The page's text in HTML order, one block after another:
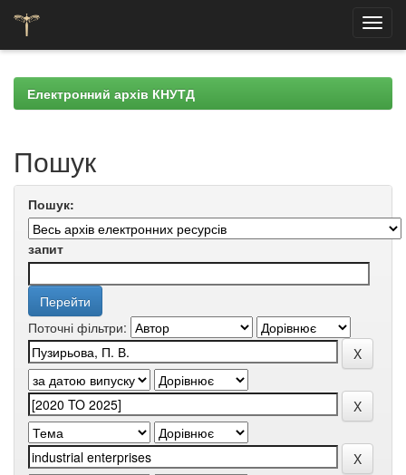
navigationЕлектронний архів КНУТД
Пошук
Пошук:
запит
Поточні фільтри: